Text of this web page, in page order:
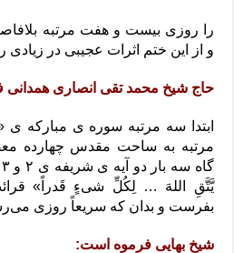
را روزی بیست و هفت مرتبه
و از این ختم اثرات عجیبی در
حاج شیخ محمد تقی انصاری همدانی
ابتدا سه مرتبه سوره ی مبارکه ی
مرتبه به ساحت مقدس چهارده
یَّتَّقِ اللهَ … لِکُلِّ شیءٍ قَدراً»
بفرست و بدان که سریعاً روزی
شیخ بهایی فرموه است: